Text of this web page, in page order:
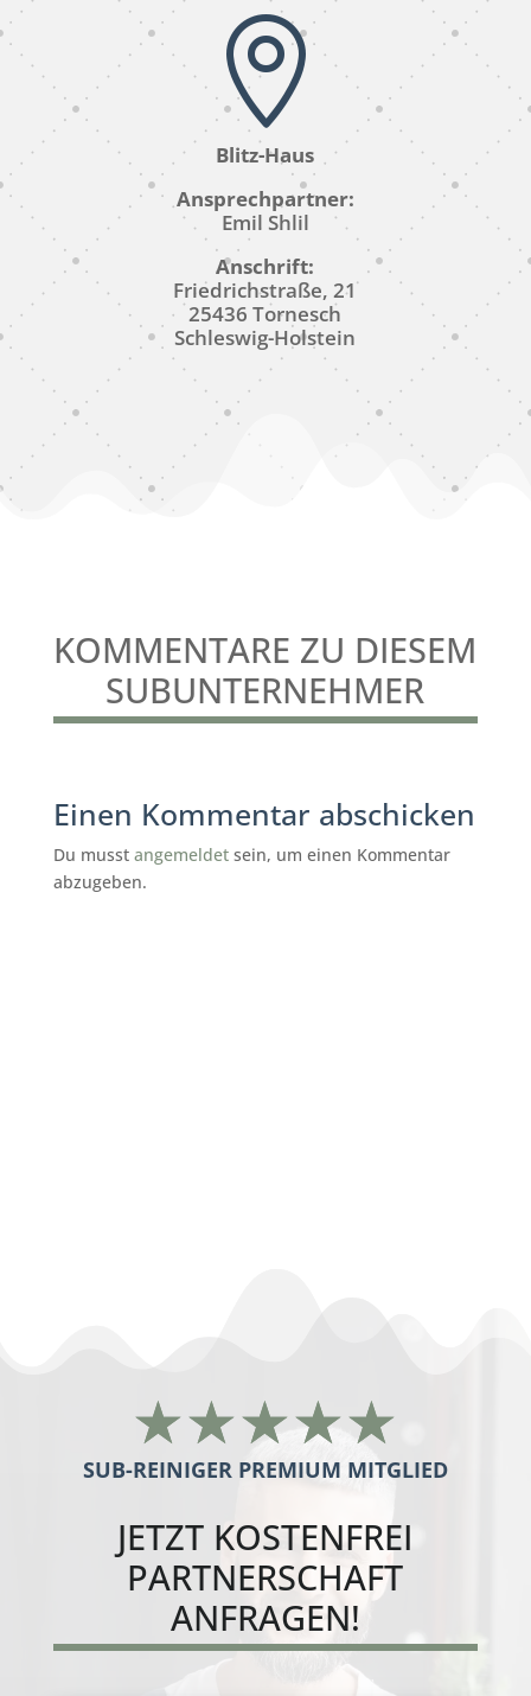

Blitz-Haus
Ansprechpartner:
Emil Shlil
Anschrift:
Friedrichstraße, 21
25436 Tornesch
Schleswig-Holstein
KOMMENTARE ZU DIESEM
SUBUNTERNEHMER
Einen Kommentar abschicken
Du musst angemeldetsein, um einen Kommentar
abzugeben.
☆☆☆☆☆
SUB-REINIGER PREMIUM MITGLIED
JETZT KOSTENFREI
PARTNERSCHAFT
ANFRAGEN!